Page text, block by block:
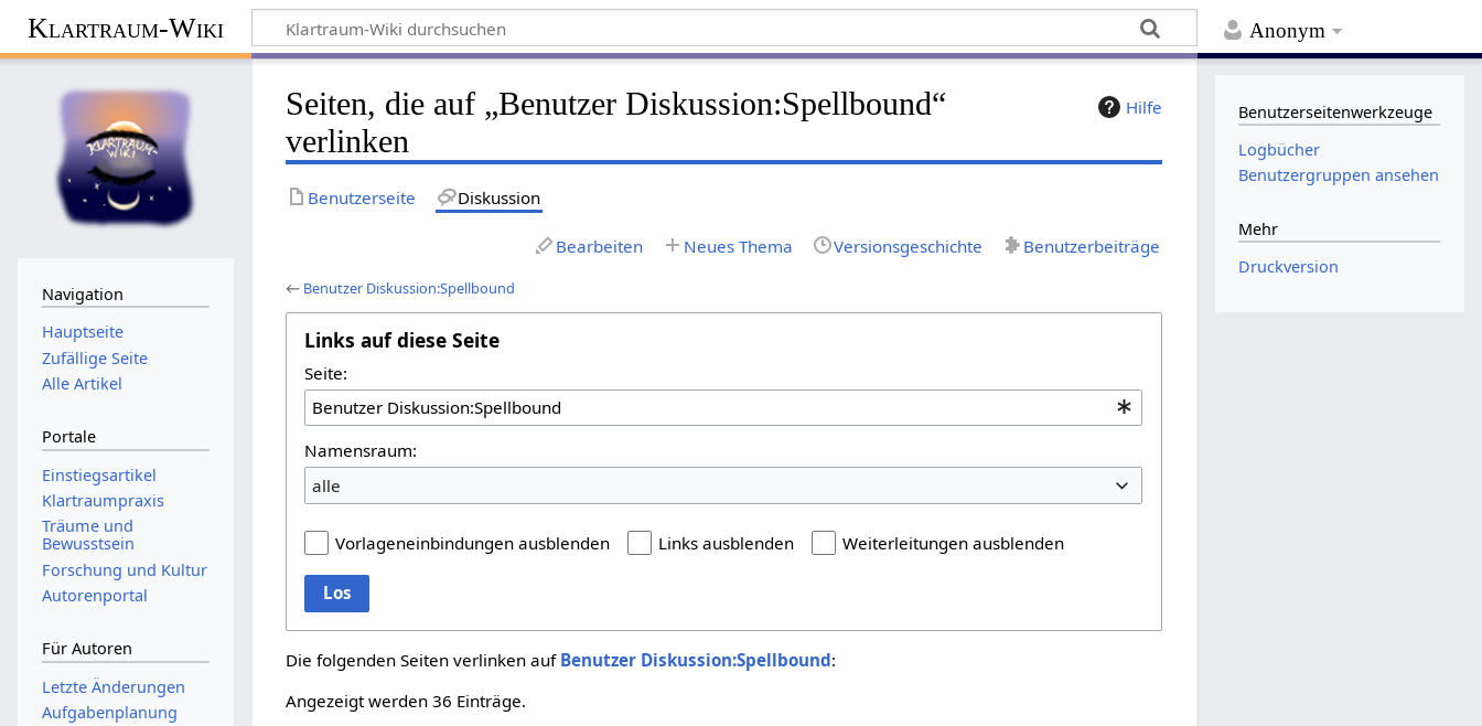
Anonym
Klartraum-Wiki
Hilfe
Seiten, die auf „Benutzer Diskussion:Spellbound“
verlinken
Benutzerseite Diskussion
Bearbeiten Neues Thema Versionsgeschichte Benutzerbeiträge
← Benutzer Diskussion:Spellbound
Links auf diese Seite
Seite:
Namensraum:
alle
Vorlageneinbindungen ausblenden Links ausblenden Weiterleitungen ausblenden
Los
Die folgenden Seiten verlinken auf Benutzer Diskussion:Spellbound:
Angezeigt werden 36 Einträge.
Navigation
Hauptseite
Zufällige Seite
Alle Artikel
Portale
Einstiegsartikel
Klartraumpraxis
Träume und
Bewusstsein
Forschung und Kultur
Autorenportal
Für Autoren
Letzte Änderungen
Aufgabenplanung
Benutzerseitenwerkzeuge
Logbücher
Benutzergruppen ansehen
Mehr
Druckversion